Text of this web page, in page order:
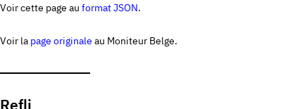
Voir cette page au format JSON.
Voir la page originale au Moniteur Belge.